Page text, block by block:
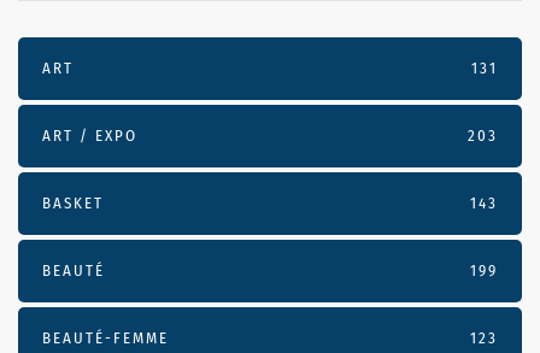
ART 131
ART / EXPO 203
BASKET 143
BEAUTÉ 199
BEAUTÉ-FEMME 123